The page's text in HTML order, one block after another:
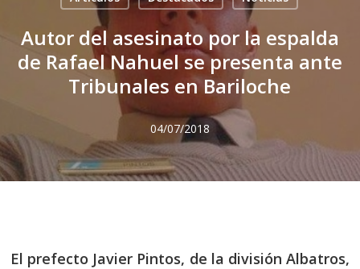
Autor del asesinato por la espalda
de Rafael Nahuel se presenta ante
Tribunales en Bariloche
04/07/2018
El prefecto Javier Pintos, de la división Albatros,